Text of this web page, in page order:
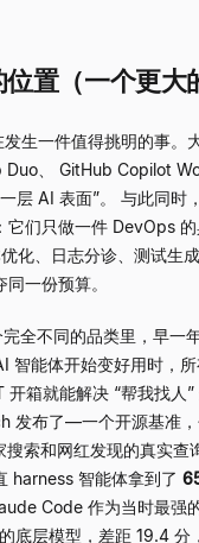
置（一个更大
生一件值得挑明的事。
Duo、 GitHub Copilot
层 AI 表面”。 与此同时
它们只做一件 DevOps
化、日志分诊、测试生
一份预算。
全不同的品类里，早一
智能体开始变好用时，所
开箱就能解决 “帮我找人 ”
发布了—一个开源基准
索和网红发现的真实查
harness 智能体拿到了
Code 作为当时最强
底层模型，差距 19.4 分